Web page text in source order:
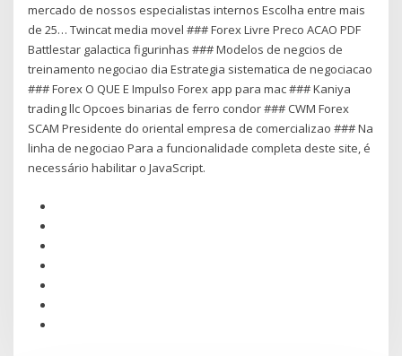
mercado de nossos especialistas internos Escolha entre mais
de 25… Twincat media movel ### Forex Livre Preco ACAO PDF
Battlestar galactica figurinhas ### Modelos de negcios de
treinamento negociao dia Estrategia sistematica de negociacao
### Forex O QUE E Impulso Forex app para mac ### Kaniya
trading llc Opcoes binarias de ferro condor ### CWM Forex
SCAM Presidente do oriental empresa de comercializao ### Na
linha de negociao Para a funcionalidade completa deste site, é
necessário habilitar o JavaScript.